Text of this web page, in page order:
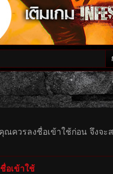
คุณควรลงชื่อเข้าใช้ก่อน จึงจะ
อเข้าใช้